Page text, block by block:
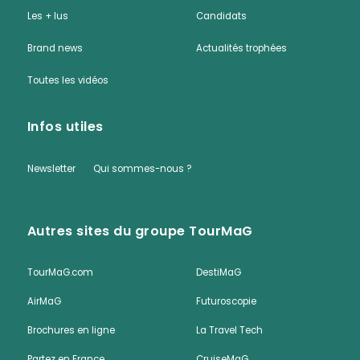
Infos utiles
Les + lus
Brand news
Toutes les vidéos
Candidats
Actualités trophées
Newsletter Qui sommes-nous ?
Autres sites du groupe TourMaG
TourMaG.com
AirMaG
Brochures en ligne
DestiMaG
Futuroscopie
La Travel Tech